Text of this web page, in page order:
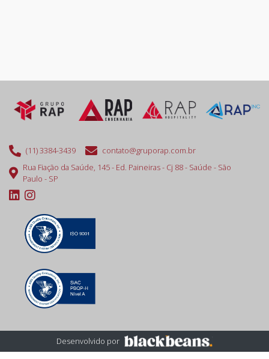
(11) 3384-3439
contato@gruporap.com.br
Rua Fiação da Saúde, 145 - Ed. Paineiras - Cj 88 - Saúde - São
Paulo - SP
Desenvolvido por